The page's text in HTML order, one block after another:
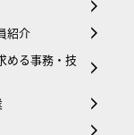
紹介
める事務・技